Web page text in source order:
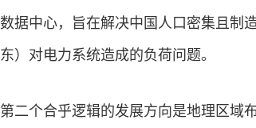
数据中心，旨在解决中国人口密集且制
东）对电力系统造成的负荷问题。
第二个合乎逻辑的发展方向是地理区域